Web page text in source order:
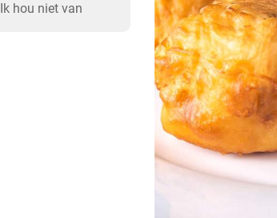
Ik hou niet van